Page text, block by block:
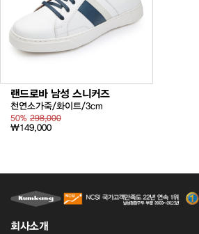
랜드로바 남성 스니커즈
천연소가죽/화이트/3cm
50% 298,000
₩149,000
회사소개